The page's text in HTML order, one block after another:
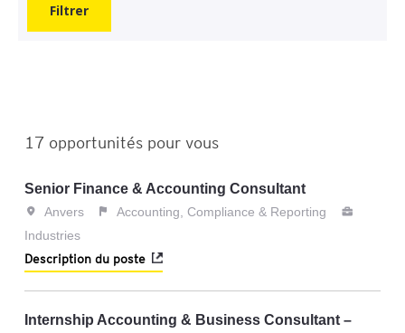
Filtrer
17opportunités pour vous
Senior Finance & Accounting Consultant
Anvers
Accounting, Compliance & Reporting
Industries
Description du poste
Internship Accounting & Business Consultant –